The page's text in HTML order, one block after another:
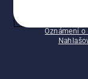
Oznámení